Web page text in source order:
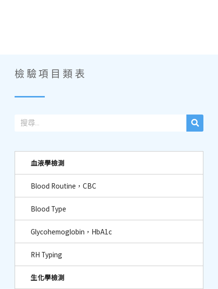
檢驗項目類表
血液學檢測
Blood Routine，CBC
Blood Type
Glycohemoglobin，HbA1c
RH Typing
生化學檢測